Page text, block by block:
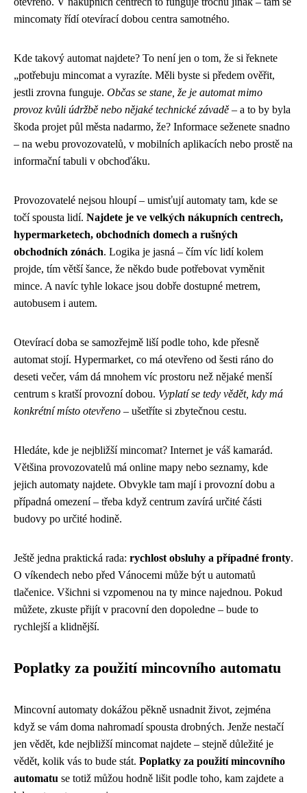
mincomaty řídí otevírací dobou centra samotného.
Kde takový automat najdete? To není jen o tom, že si řeknete
„potřebuju mincomat a vyrazíte. Měli byste si předem ověřit,
jestli zrovna funguje. Občas se stane, že je automat mimo
provoz kvůli údržbě nebo nějaké technické závadě – a to by byla
škoda projet půl města nadarmo, že? Informace seženete snadno
– na webu provozovatelů, v mobilních aplikacích nebo prostě na
informační tabuli v obchoďáku.
Provozovatelé nejsou hloupí – umisťují automaty tam, kde se
točí spousta lidí. Najdete je ve velkých nákupních centrech,
hypermarketech, obchodních domech a rušných
obchodních zónách. Logika je jasná – čím víc lidí kolem
projde, tím větší šance, že někdo bude potřebovat vyměnit
mince. A navíc tyhle lokace jsou dobře dostupné metrem,
autobusem i autem.
Otevírací doba se samozřejmě liší podle toho, kde přesně
automat stojí. Hypermarket, co má otevřeno od šesti ráno do
deseti večer, vám dá mnohem víc prostoru než nějaké menší
centrum s kratší provozní dobou. Vyplatí se tedy vědět, kdy má
konkrétní místo otevřeno – ušetříte si zbytečnou cestu.
Hledáte, kde je nejbližší mincomat? Internet je váš kamarád.
Většina provozovatelů má online mapy nebo seznamy, kde
jejich automaty najdete. Obvykle tam mají i provozní dobu a
případná omezení – třeba když centrum zavírá určité části
budovy po určité hodině.
Ještě jedna praktická rada: rychlost obsluhy a případné fronty.
O víkendech nebo před Vánocemi může být u automatů
tlačenice. Všichni si vzpomenou na ty mince najednou. Pokud
můžete, zkuste přijít v pracovní den dopoledne – bude to
rychlejší a klidnější.
Poplatky za použití mincovního automatu
Mincovní automaty dokážou pěkně usnadnit život, zejména
když se vám doma nahromadí spousta drobných. Jenže nestačí
jen vědět, kde nejbližší mincomat najdete – stejně důležité je
vědět, kolik vás to bude stát. Poplatky za použití mincovního
automatu se totiž můžou hodně lišit podle toho, kam zajdete a